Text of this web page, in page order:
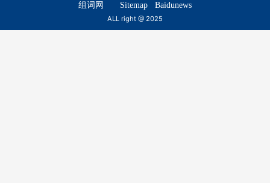
组词网 Sitemap Baidunews
ALL right @ 2025